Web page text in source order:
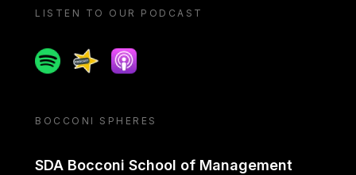
LISTEN TO OUR PODCAST
SpotifySpreakerApple podcast
BOCCONI SPHERES
SDA Bocconi School of Management